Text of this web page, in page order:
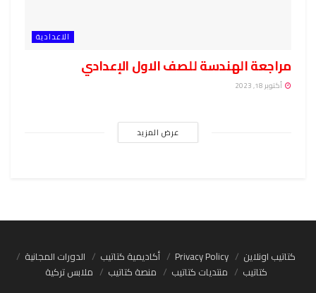
الاعدادية
مراجعة الهندسة للصف الاول الإعدادي
أكتوبر 18, 2023
عرض المزيد
كتاتيب اونلاين Privacy Policy أكاديمية كتاتيب
الدورات المجانية
كتاتيب
منتديات كتاتيب منصة كتاتيب ملابس تركية